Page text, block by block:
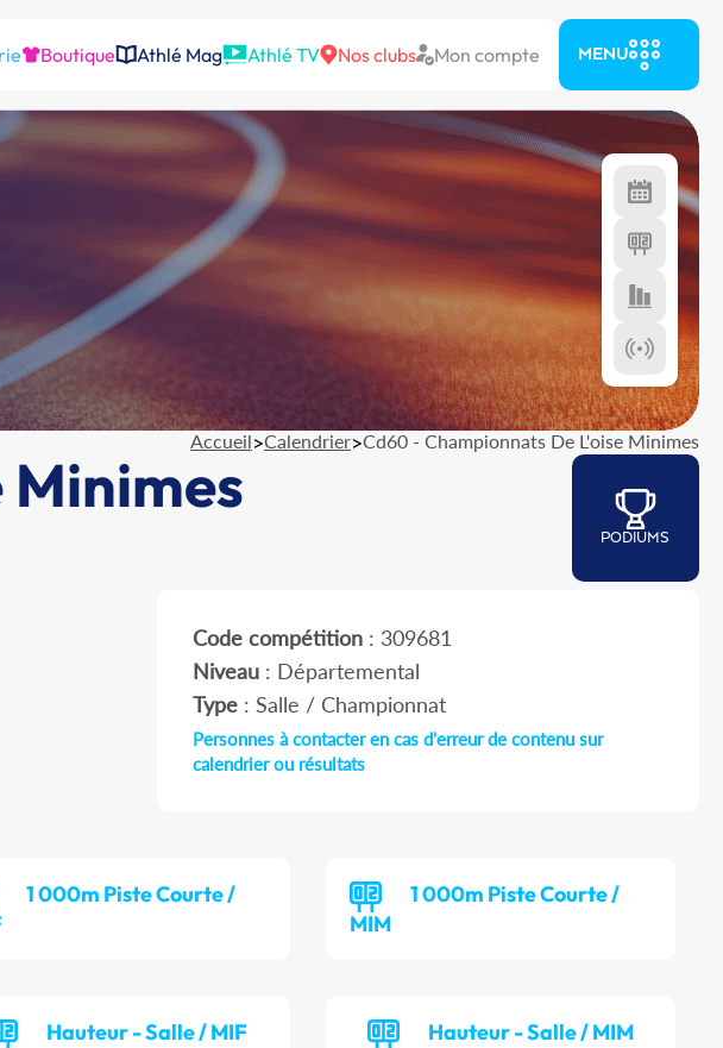
Boutique Athlé Mag Athlé TV Nos clubs Mon compte MENU
Accueil>Calendrier>Cd60 - Championnats De L'oise Minimes
PODIUMS
Code compétition: 309681
Niveau: Départemental
Type: Salle / Championnat
Personnes à contacter en cas d'erreur de contenu sur
calendrier ou résultats
1 000m Piste Courte /
1 000m Piste Courte /
MIM
Hauteur - Salle / MIF Hauteur - Salle / MIM